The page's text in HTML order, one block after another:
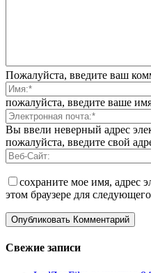
Пожалуйста, введите ваш
пожалуйста, введите ваше
Вы ввели неверный адрес
пожалуйста, введите свой
сохраните мое имя, адрес
этом браузере для
Свежие записи